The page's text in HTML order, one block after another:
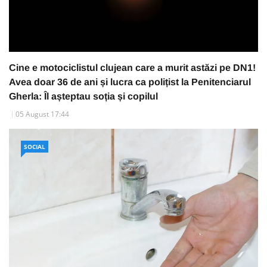
Cine e motociclistul clujean care a murit astăzi pe DN1!
Avea doar 36 de ani și lucra ca polițist la Penitenciarul
Gherla: Îl așteptau soția și copilul
05 August 17:44
SOCIAL